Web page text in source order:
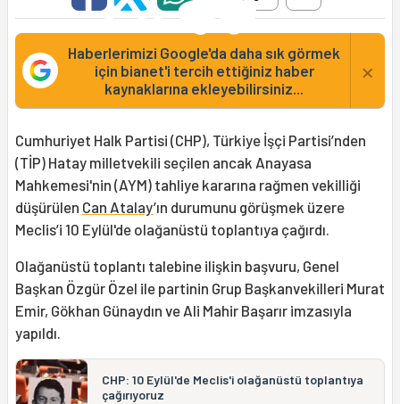
Haberlerimizi Google'da daha sık görmek
için bianet'i tercih ettiğiniz haber
kaynaklarına ekleyebilirsiniz...
×
Cumhuriyet Halk Partisi (CHP), Türkiye İşçi Partisi’nden
(TİP) Hatay milletvekili seçilen ancak Anayasa
Mahkemesi'nin (AYM) tahliye kararına rağmen vekilliği
düşürülen Can Atalay’ın durumunu görüşmek üzere
Meclis’i 10 Eylül'de olağanüstü toplantıya çağırdı.
Olağanüstü toplantı talebine ilişkin başvuru, Genel
Başkan Özgür Özel ile partinin Grup Başkanvekilleri Murat
Emir, Gökhan Günaydın ve Ali Mahir Başarır imzasıyla
yapıldı.
CHP: 10 Eylül'de Meclis'i olağanüstü toplantıya
çağırıyoruz